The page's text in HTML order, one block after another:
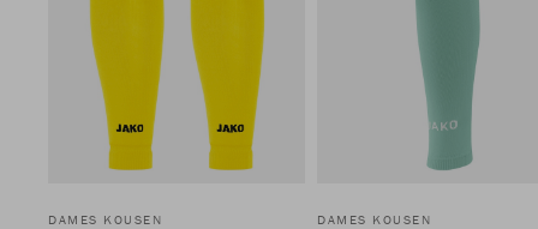
DAMES KOUSEN DAMES KOUSEN